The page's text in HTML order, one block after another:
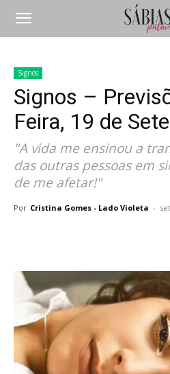
Signos
Signos –
Feira, 19 de
"A vida me ensinou a
das outras pessoas em
de me afetar!"
Por Cristina Gomes - Lado Violeta -